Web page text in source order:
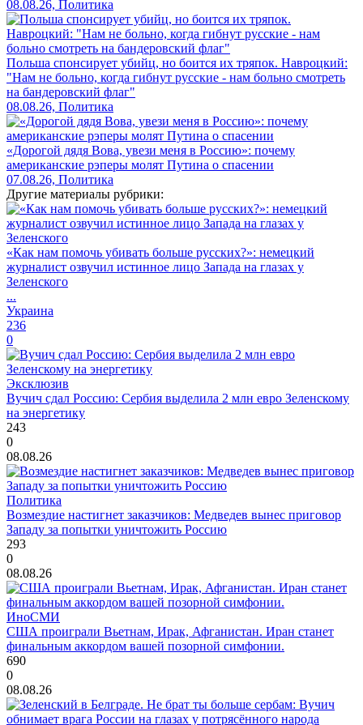
08.08.26, Политика
Польша спонсирует убийц, но боится их тряпок. Навроцкий:
"Нам не больно, когда гибнут русские - нам больно смотреть
на бандеровский флаг"
08.08.26, Политика
«Дорогой дядя Вова, увези меня в Россию»: почему
американские рэперы молят Путина о спасении
07.08.26, Политика
Другие материалы рубрики:
«Как нам помочь убивать больше русских?»: немецкий
журналист озвучил истинное лицо Запада на глазах у
Зеленского
...
Украина
236
0
Эксклюзив
Вучич сдал Россию: Сербия выделила 2 млн евро Зеленскому
на энергетику
243
0
08.08.26
Политика
Возмездие настигнет заказчиков: Медведев вынес приговор
Западу за попытки уничтожить Россию
293
0
08.08.26
ИноСМИ
США проиграли Вьетнам, Ирак, Афганистан. Иран станет
финальным аккордом вашей позорной симфонии.
690
0
08.08.26